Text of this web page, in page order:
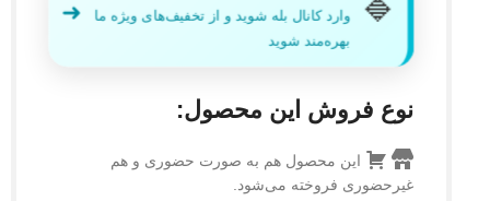
🔷 وارد کانال بله شوید و از تخفیف‌های ویژه ما
بهره‌مند شوید
➜
نوع فروش این محصول:
این محصول هم به صورت حضوری و هم
غیرحضوری فروخته می‌شود.